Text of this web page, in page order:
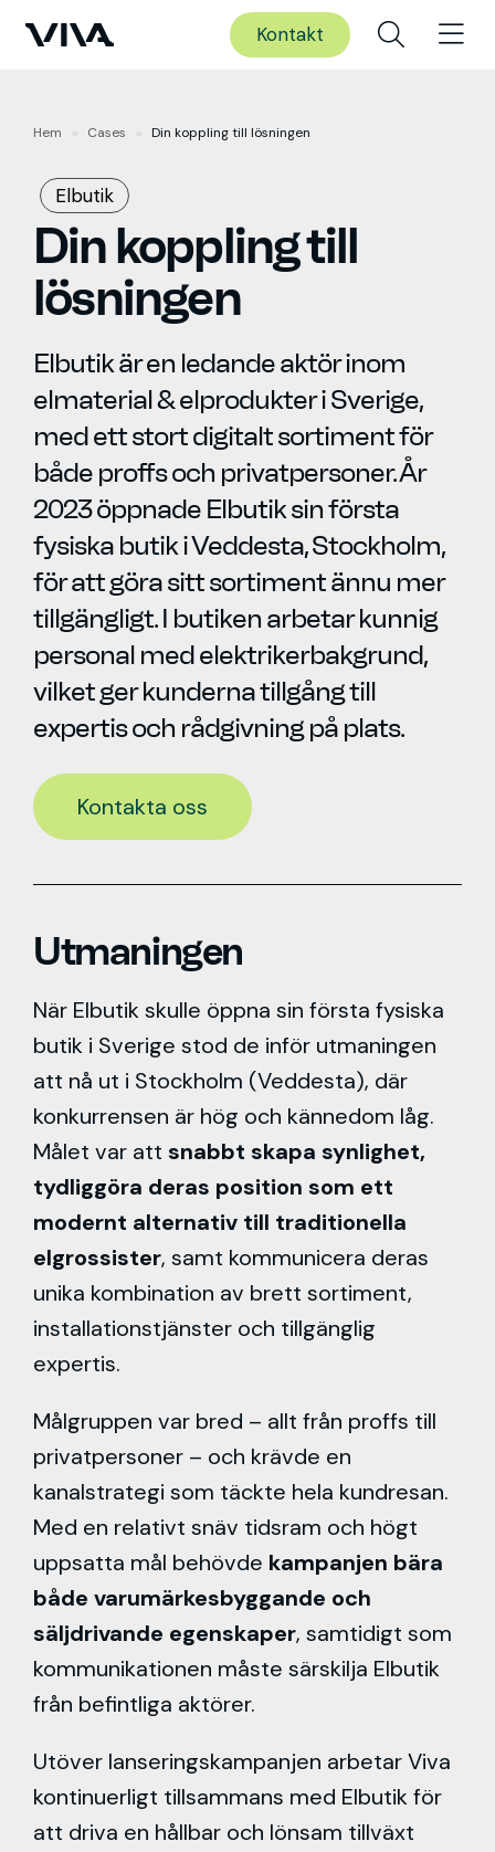
Kontakt
Hem » Cases » Din koppling till lösningen
Elbutik
Din koppling till
lösningen
Elbutik är en ledande aktör inom
elmaterial & elprodukter i Sverige,
med ett stort digitalt sortiment för
både proffs och privatpersoner. År
2023 öppnade Elbutik sin första
fysiska butik i Veddesta, Stockholm,
för att göra sitt sortiment ännu mer
tillgängligt. I butiken arbetar kunnig
personal med elektrikerbakgrund,
vilket ger kunderna tillgång till
expertis och rådgivning på plats.
Kontakta oss
Utmaningen
När Elbutik skulle öppna sin första fysiska
butik i Sverige stod de inför utmaningen
att nå ut i Stockholm (Veddesta), där
konkurrensen är hög och kännedom låg.
Målet var att snabbt skapa synlighet,
tydliggöra deras position som ett
modernt alternativ till traditionella
elgrossister, samt kommunicera deras
unika kombination av brett sortiment,
installationstjänster och tillgänglig
expertis.
Målgruppen var bred – allt från proffs till
privatpersoner – och krävde en
kanalstrategi som täckte hela kundresan.
Med en relativt snäv tidsram och högt
uppsatta mål behövde kampanjen bära
både varumärkesbyggande och
säljdrivande egenskaper, samtidigt som
kommunikationen måste särskilja Elbutik
från befintliga aktörer.
Utöver lanseringskampanjen arbetar Viva
kontinuerligt tillsammans med Elbutik för
att driva en hållbar och lönsam tillväxt